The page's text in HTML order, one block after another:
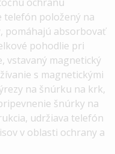
položený na
pomáhajú absorbovať
pohodlie pri
vstavaný magnetický
s magnetickými
na šnúrku na krk,
šnúrky na
udržiava telefón
v oblasti ochrany a